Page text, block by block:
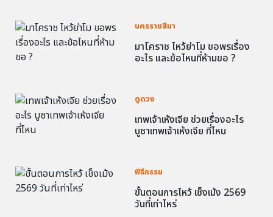
นครราชสีมา
มาโคราช ไหว้ย่าโม ขอพรเรื่อง
อะไร และข้อไหนที่ห้ามขอ ?
ดูดวง
เทพเจ้าเห้งเจีย ช่วยเรื่องอะไร
บูชาเทพเจ้าเห้งเจีย ที่ไหน
พิธีกรรม
ขั้นตอนการไหว้ เช็งเม้ง 2569
วันที่เท่าไหร่